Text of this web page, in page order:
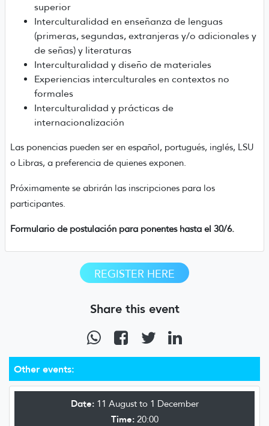
Other events:
Date:11 August to 1 December
Time:20:00
superior
Interculturalidad en enseñanza de lenguas
(primeras, segundas, extranjeras y/o adicionales y
de señas) y literaturas
Interculturalidad y diseño de materiales
Experiencias interculturales en contextos no
formales
Interculturalidad y prácticas de
internacionalización
Las ponencias pueden ser en español, portugués, inglés, LSU
o Libras, a preferencia de quienes exponen.
Próximamente se abrirán las inscripciones para los
participantes.
Formulario de postulación para ponentes hasta el 30/6.
REGISTER HERE
Share this event